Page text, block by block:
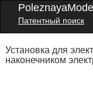
Патентный поиск
Установка для
наконечником